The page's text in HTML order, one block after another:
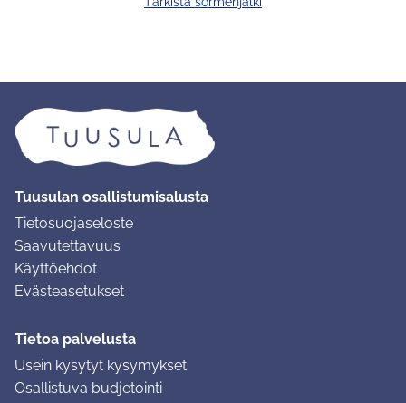
Tuusulan osallistumisalusta
Tietosuojaseloste
Saavutettavuus
Käyttöehdot
Evästeasetukset
Tietoa palvelusta
Usein kysytyt kysymykset
Osallistuva budjetointi